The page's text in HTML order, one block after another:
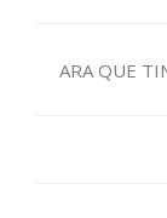
ARA QUE